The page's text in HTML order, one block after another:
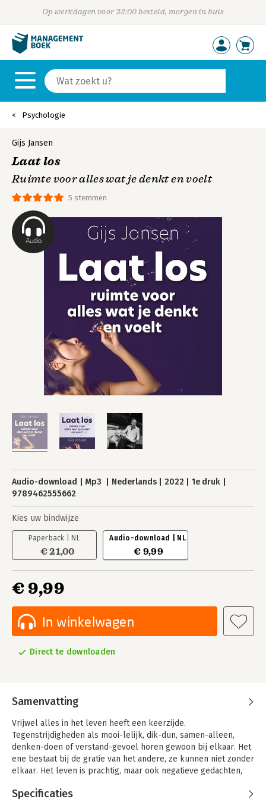
Op werkdagen voor 23:00 besteld, morgen in huis
Psychologie
Audio
5 stemmen
Gijs Jansen
Laat los
Ruimte voor alles wat je denkt en voelt
Audio-download Mp3 Nederlands 2022
1e druk
9789462555662
Kies uw bindwijze
Paperback | NL
€ 21,00
Audio-download | NL
€ 9,99
€ 9,99
In winkelwagen
Direct te downloaden
Samenvatting
Vrijwel alles in het leven heeft een keerzijde.
Tegenstrijdigheden als mooi-lelijk, dik-dun, samen-alleen,
denken-doen of verstand-gevoel horen gewoon bij elkaar. Het
ene bestaat bij de gratie van het andere, ze kunnen niet zonder
elkaar. Het leven is prachtig, maar ook negatieve gedachten,
alles is rozengeur en maneschijn.
Specificaties